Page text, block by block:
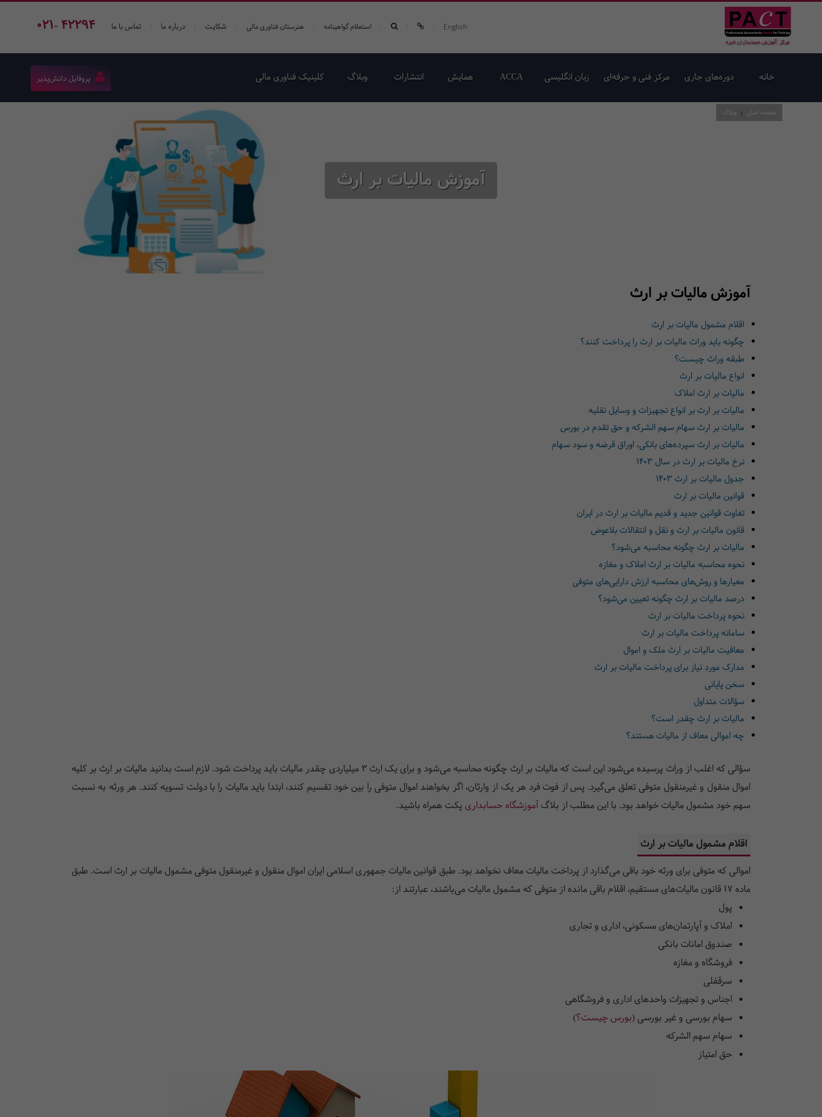
021- 42294 English استعلام گواهینامه هنرستان فناوری مالی شکایت درباره ما تماس با ما
خانه دوره‌های جاری مرکز فنی و حرفه‌ای زبان انگلیسی ACCA همایش‌ انتشارات وبلاگ کلینیک فناوری مالی پروفایل دانش‌پذیر
آموزش مالیات بر ارث
صفحه اصلی وبلاگ
آموزش مالیات بر ارث
‌اقلام مشمول مالیات بر ارث‌‌
‌‌چگونه باید وراث مالیات بر ارث را پرداخت کنند؟‌‌
‌‌طبقه وراث چیست؟‌‌
‌‌انواع مالیات بر ارث‌‌
‌‌مالیات بر ارث املاک‌‌
‌‌مالیات بر ارث بر انواع تجهیزات و وسایل نقلیه‌‌
‌‌مالیات بر ارث سهام سهم الشرکه و حق تقدم در بورس‌‌
‌‌مالیات بر ارث سپرده‌های بانکی، اوراق قرضه و سود سهام‌‌
‌‌نرخ مالیات بر ارث در سال 1403
‌‌جدول مالیات بر ارث 1403
‌‌قوانین مالیات بر ارث‌‌
تفاوت ‌‌قوانین جدید و قدیم مالیات بر ارث در ایران
‌‌قانون مالیات بر ارث و نقل و انتقالات بلاعوض‌‌
‌‌مالیات بر ارث چگونه محاسبه می‌شود؟‌‌
‌‌نحوه محاسبه مالیات بر ارث املاک و مغازه‌‌
‌‌معیارها و روش‌های محاسبه ارزش دارایی‌های متوفی‌‌
‌‌درصد مالیات بر ارث چگونه تعیین می‌شود؟‌‌
نحوه پرداخت مالیات بر ارث
‌‌سامانه پرداخت مالیات بر ارث‌‌
معافیت مالیات بر ارث ملک و اموال
‌‌مدارک مورد نیاز برای پرداخت مالیات بر ارث‌‌
‌‌سخن پایانی
سؤالات متداول
مالیات بر ارث چقدر است؟
چه اموالی معاف از مالیات هستند؟
سؤالی که اغلب از وراث پرسیده می‌شود این است که مالیات بر ارث چگونه محاسبه می‌شود و برای یک ارث 3 میلیاردی چقدر مالیات باید پرداخت شود. لازم است بدانید مالیات بر ارث بر کلیه
اموال منقول و غیرمنقول متوفی تعلق می‌گیرد. پس از فوت فرد هر یک از وارثان، اگر بخواهند اموال متوفی را بین خود تقسیم کنند، ابتدا باید مالیات را با دولت تسویه کنند. هر ورثه به نسبت
سهم خود مشمول مالیات خواهد بود. با این مطلب از بلاگآموزشگاه حسابداری پکت همراه باشید.
‌اقلام مشمول مالیات بر ارث‌‌
اموالی که متوفی برای ورثه خود باقی می‌گذارد از پرداخت مالیات معاف نخواهد بود. طبق قوانین مالیات جمهوری اسلامی ایران اموال منقول و غیرمنقول متوفی مشمول مالیات بر ارث است. طبق
ماده 17 قانون مالیات‌های مستقیم، اقلام باقی مانده از متوفی که مشمول مالیات می‌باشند، عبارتند از:
پول
املاک و آپارتمان‌های مسکونی، اداری و تجاری
صندوق امانات بانکی
فروشگاه و مغازه
سرقفلی
اجناس و تجهیزات واحدهای اداری و فروشگاهی
سهام بورسی و غیر بورسی (بورس چیست؟)
سهام سهم الشرکه
حق امتیاز